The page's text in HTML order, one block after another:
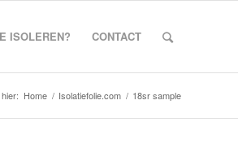
ISOLEREN? CONTACT
Home / Isolatiefolie.com / 18sr sample